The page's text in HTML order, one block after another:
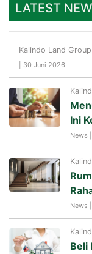
LATEST
Kalindo Land Group
| 30 Juni 2026
Ini
News
News
Beli